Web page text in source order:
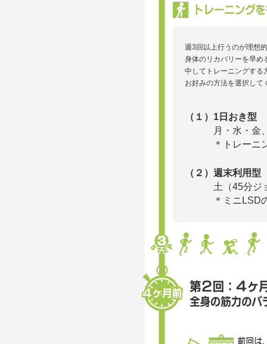
週3回以上行うのが理想
身体のリカバリーを早め
中してトレーニングする
お好みの方法を選択して
（１）1日おき型
月・水・金、
＊トレーニング
（２）週末利用型
土（45分ジョ
＊ミニLSDの